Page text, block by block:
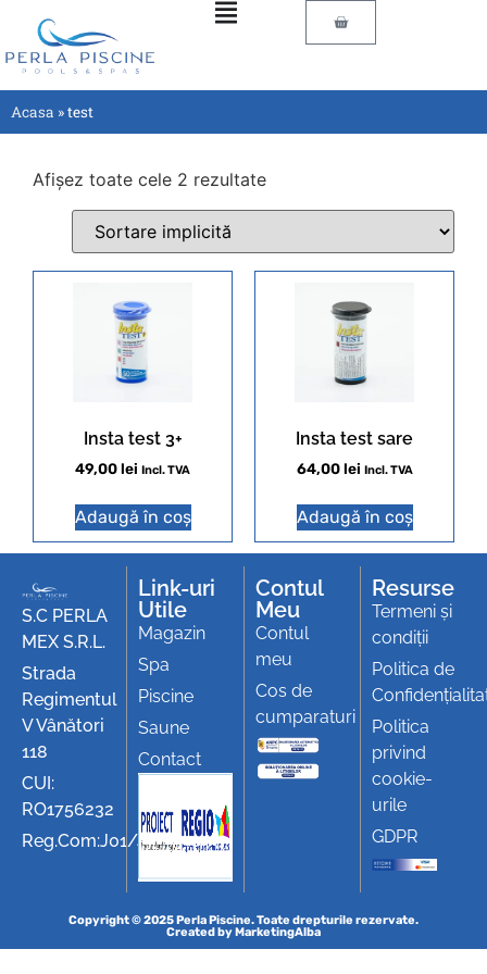
Acasa »test
Afișez toate cele 2 rezultate
Insta test 3+
49,00lei Incl. TVA
Adaugă în coș
Insta test sare
64,00lei Incl. TVA
Adaugă în coș
S.C PERLA
MEX S.R.L.
Strada
Regimentul
V Vânători
118
CUI:
RO1756232
Reg.Com:J01/494/1991
Link-uri
Utile
Magazin
Spa
Piscine
Saune
Contact
Contul
Meu
Contul
meu
Cos de
cumparaturi
Resurse
Termeni și
condiții
Politica de
Politica
privind
cookie-
urile
GDPR
Copyright © 2025 Perla Piscine. Toate drepturile rezervate.
Created byMarketingAlba